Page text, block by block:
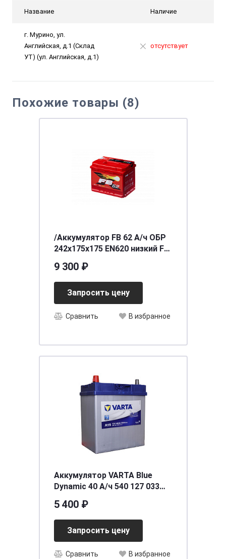
Название Наличие
г. Мурино, ул.
Английская, д.1 (Склад
УТ) (ул. Английская, д.1)
отсутствует
Похожие товары (8)
/Аккумулятор FB 62 А/ч ОБР
242х175х175 EN620 низкий FB
9 300 ₽
Запросить цену
Сравнить В избранное
Аккумулятор VARTA Blue
Dynamic 40 А/ч 540 127 033
187x127x227 A15 540 127 033
313 2
5 400 ₽
Запросить цену
Сравнить В избранное